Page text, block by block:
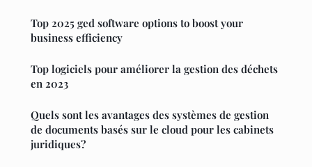
Top 2025 ged software options to boost your
business efficiency
Top logiciels pour améliorer la gestion des déchets
en 2023
Quels sont les avantages des systèmes de gestion
de documents basés sur le cloud pour les cabinets
juridiques?